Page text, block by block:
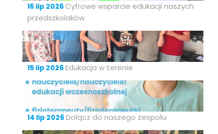
16 lip 2026 Cyfrowe wsparcie edukacji naszych
przedszkolaków
15 lip 2026Edukacja w terenie
14 lip 2026Dołącz do naszego zespołu